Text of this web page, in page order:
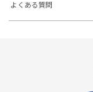
よくある質問